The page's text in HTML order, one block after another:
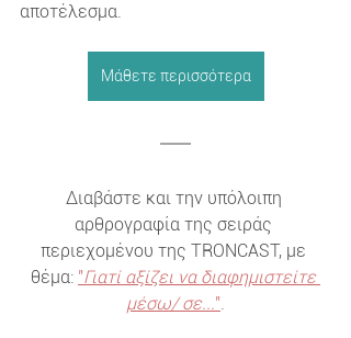
αποτέλεσμα.
Μάθετε περισσότερα
Διαβάστε και την υπόλοιπη
αρθρογραφία της σειράς
περιεχομένου της TRONCAST, με
θέμα: "Γιατί αξίζει να διαφημιστείτε
μέσω/ σε...".